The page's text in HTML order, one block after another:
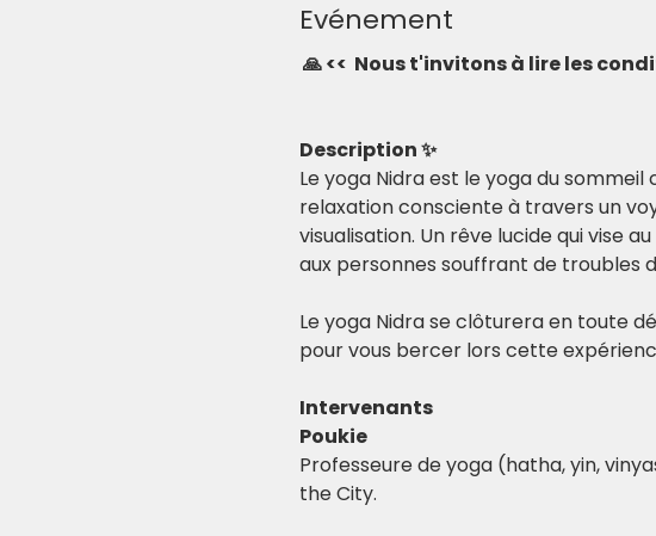
Evénement
🙏 <<  Nous t'invitons à lire les
Description ✨
Le yoga Nidra est le yoga du
relaxation consciente à travers un
visualisation. Un rêve lucide qui vise
aux personnes souffrant de troubles
Le yoga Nidra se clôturera en toute
pour vous bercer lors cette
Intervenants
Poukie
Professeure de yoga (hatha, yin,
the City.